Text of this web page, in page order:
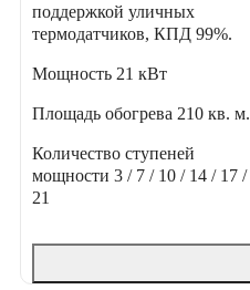
поддержкой уличных
термодатчиков, КПД 99%.
Мощность 21 кВт
Площадь обогрева 210 кв. м.
Количество ступеней
мощности 3 / 7 / 10 / 14 / 17 /
21